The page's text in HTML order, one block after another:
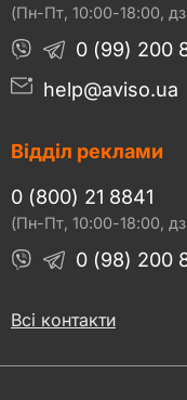
(Пн-Пт, 10:00-18:00,
0 (99) 200
help@aviso.ua
Відділ реклами
0 (800) 21 8841
(Пн-Пт, 10:00-18:00,
0 (98) 200
Всі контакти